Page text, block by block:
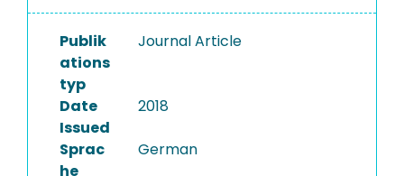
Publik
ations
typ
Journal Article
Date
Issued
2018
Sprac
he
German